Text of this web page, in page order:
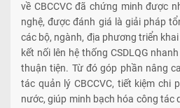
về CBCCVC đã chứng minh được
nghệ, được đánh giá là giải pháp
các bộ, ngành, địa phương triển
kết nối lên hệ thống CSDLQG
thuận tiện. Từ đó góp phần nâng
tác quản lý CBCCVC, tiết kiệm chi
nước, giúp minh bạch hóa công tác